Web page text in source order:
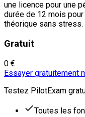
une licence pour une
durée de 12 mois
théorique sans stress.
Gratuit
0 €
Essayer gratuitement
Testez PilotExam
Toutes les